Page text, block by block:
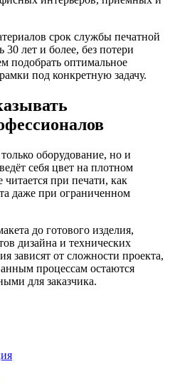
срок службы печатной
лет и более, без потери
подобрать оптимальное
под конкретную задачу.
оборудование, но и
себя цвет на плотном
при печати, как
даже при ограниченном
до готового изделия,
дизайна и технических
зависят от сложности проекта,
процессам остаются
для заказчика.